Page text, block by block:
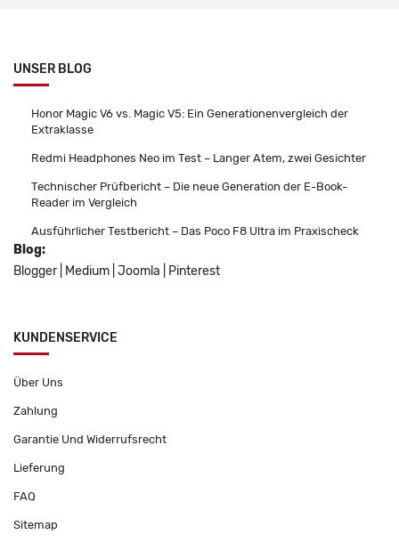
UNSER BLOG
Honor Magic V6 vs. Magic V5: Ein Generationenvergleich der
Extraklasse
Redmi Headphones Neo im Test – Langer Atem, zwei Gesichter
Technischer Prüfbericht – Die neue Generation der E-Book-
Reader im Vergleich
Ausführlicher Testbericht – Das Poco F8 Ultra im Praxischeck
Blog:
Blogger
Medium Joomla Pinterest
KUNDENSERVICE
Über Uns
Zahlung
Garantie Und Widerrufsrecht
Lieferung
FAQ
Sitemap